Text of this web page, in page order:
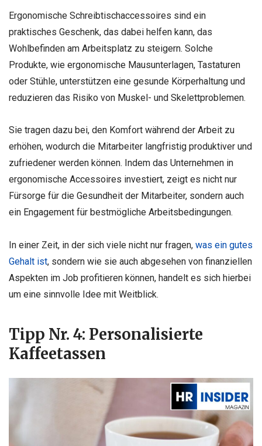
Ergonomische Schreibtischaccessoires sind ein
praktisches Geschenk, das dabei helfen kann, das
Wohlbefinden am Arbeitsplatz zu steigern. Solche
Produkte, wie ergonomische Mausunterlagen, Tastaturen
oder Stühle, unterstützen eine gesunde Körperhaltung und
reduzieren das Risiko von Muskel- und Skelettproblemen.
Sie tragen dazu bei, den Komfort während der Arbeit zu
erhöhen, wodurch die Mitarbeiter langfristig produktiver und
zufriedener werden können. Indem das Unternehmen in
ergonomische Accessoires investiert, zeigt es nicht nur
Fürsorge für die Gesundheit der Mitarbeiter, sondern auch
ein Engagement für bestmögliche Arbeitsbedingungen.
In einer Zeit, in der sich viele nicht nur fragen, was ein gutes
Gehalt ist, sondern wie sie auch abgesehen von finanziellen
Aspekten im Job profitieren können, handelt es sich hierbei
um eine sinnvolle Idee mit Weitblick.
Tipp Nr. 4: Personalisierte
Kaffeetassen